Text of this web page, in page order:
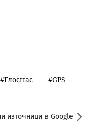
Глоснас GPS
източници в Google